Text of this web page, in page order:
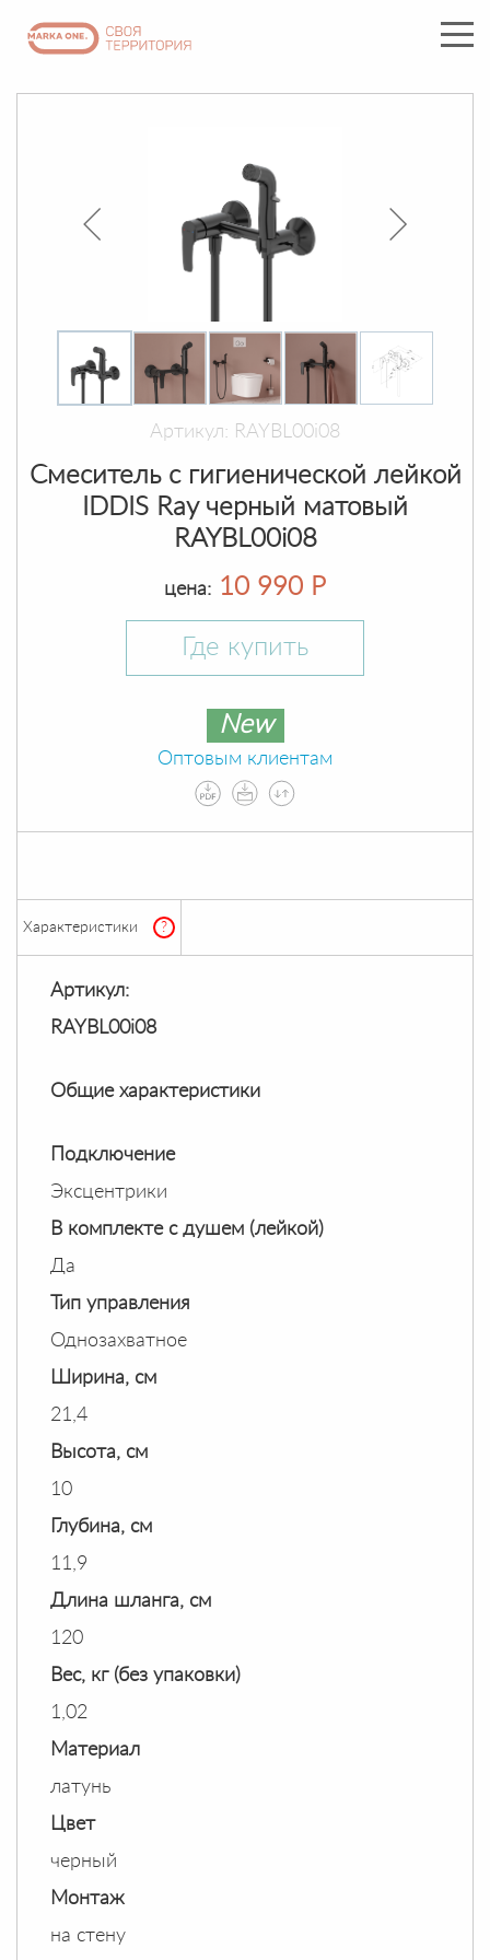
Артикул: RAYBL00i08
Смеситель с гигиенической лейкой
IDDIS Ray черный матовый
RAYBL00i08
цена: 10 990 Р
Где купить
New
Оптовым клиентам
Характеристики ?
Артикул:
RAYBL00i08
Общие характеристики
Подключение
Эксцентрики
В комплекте с душем (лейкой)
Да
Тип управления
Однозахватное
Ширина, см
21,4
Высота, см
10
Глубина, см
11,9
Длина шланга, см
120
Вес, кг (без упаковки)
1,02
Материал
латунь
Цвет
черный
Монтаж
на стену